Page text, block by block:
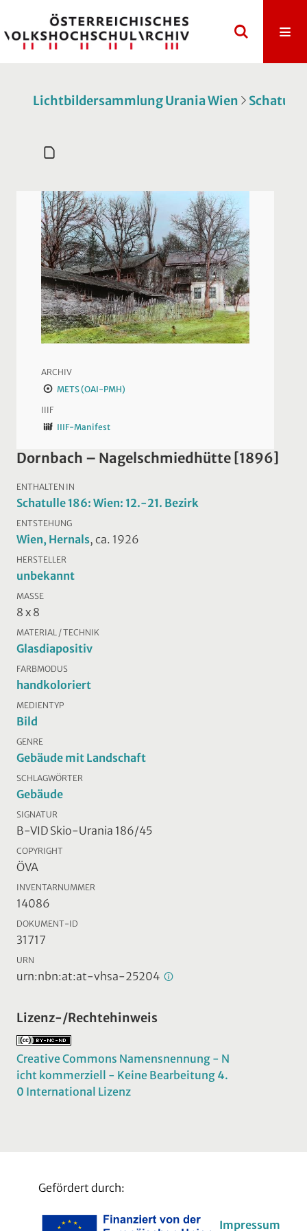
Lichtbildersammlung Urania Wien Schatulle
ARCHIV
METS (OAI-PMH)
IIIF
IIIF-Manifest
Dornbach – Nagelschmiedhütte [1896]
ENTHALTEN IN
Schatulle 186: Wien: 12.-21. Bezirk
ENTSTEHUNG
Wien, Hernals, ca. 1926
HERSTELLER
unbekannt
MASSE
8 x 8
MATERIAL / TECHNIK
Glasdiapositiv
FARBMODUS
handkoloriert
MEDIENTYP
Bild
GENRE
Gebäude mit Landschaft
SCHLAGWÖRTER
Gebäude
SIGNATUR
B-VID Skio-Urania 186/45
COPYRIGHT
ÖVA
INVENTARNUMMER
14086
DOKUMENT-ID
31717
URN
urn:nbn:at:at-vhsa-25204
Lizenz-/Rechtehinweis
Creative Commons Namensnennung - N
icht kommerziell - Keine Bearbeitung 4.
0 International Lizenz
Gefördert durch:
Impressum